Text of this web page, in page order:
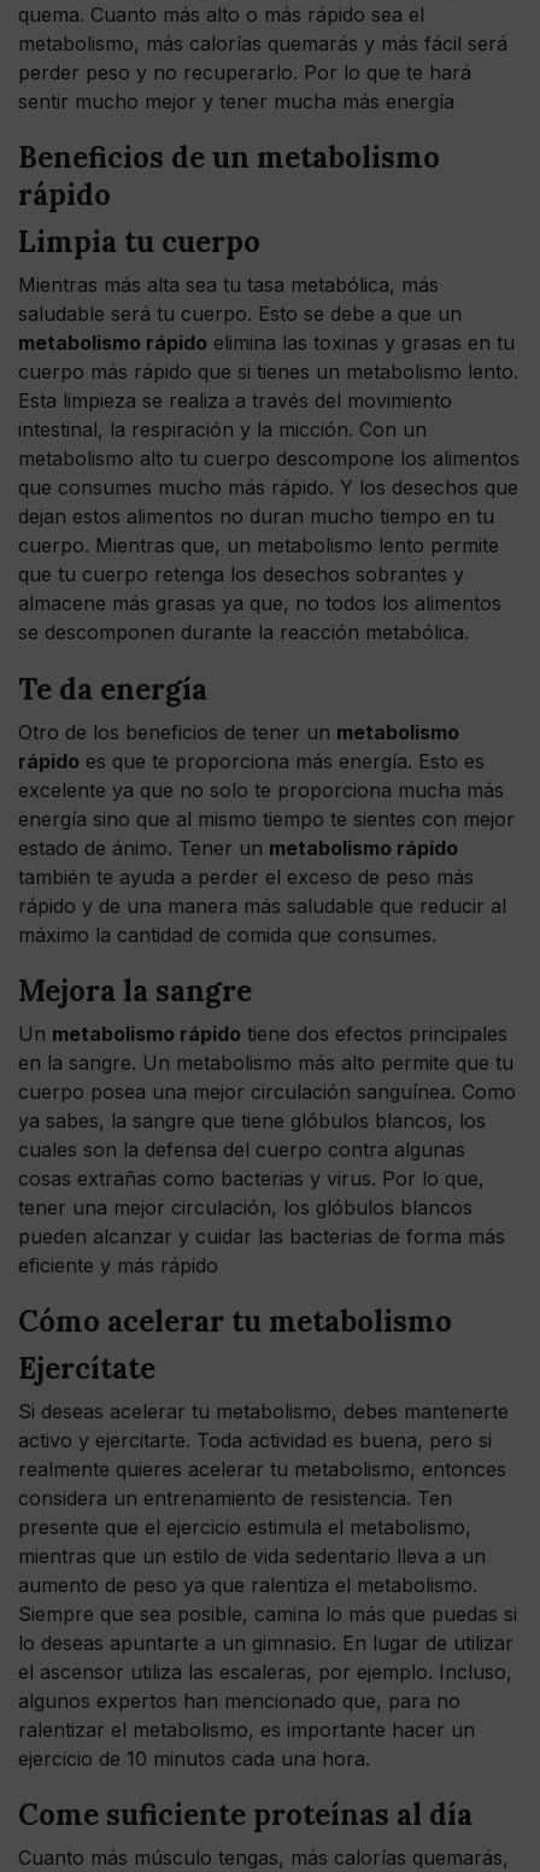
quema. Cuanto más alto o más rápido sea el
metabolismo, más calorías quemarás y más fácil será
perder peso y no recuperarlo. Por lo que te hará
sentir mucho mejor y tener mucha más energía
Beneficios de un metabolismo
rápido
Limpia tu cuerpo
Mientras más alta sea tu tasa metabólica, más
saludable será tu cuerpo. Esto se debe a que un
metabolismo rápido elimina las toxinas y grasas en tu
cuerpo más rápido que si tienes un metabolismo lento.
Esta limpieza se realiza a través del movimiento
intestinal, la respiración y la micción. Con un
metabolismo alto tu cuerpo descompone los alimentos
que consumes mucho más rápido. Y los desechos que
dejan estos alimentos no duran mucho tiempo en tu
cuerpo. Mientras que, un metabolismo lento permite
que tu cuerpo retenga los desechos sobrantes y
almacene más grasas ya que, no todos los alimentos
se descomponen durante la reacción metabólica.
Te da energía
Otro de los beneficios de tener un metabolismo
rápido es que te proporciona más energía. Esto es
excelente ya que no solo te proporciona mucha más
energía sino que al mismo tiempo te sientes con mejor
estado de ánimo. Tener un metabolismo rápido
también te ayuda a perder el exceso de peso más
rápido y de una manera más saludable que reducir al
máximo la cantidad de comida que consumes.
Mejora la sangre
Un metabolismo rápido tiene dos efectos principales
en la sangre. Un metabolismo más alto permite que tu
cuerpo posea una mejor circulación sanguínea. Como
ya sabes, la sangre que tiene glóbulos blancos, los
cuales son la defensa del cuerpo contra algunas
cosas extrañas como bacterias y virus. Por lo que,
tener una mejor circulación, los glóbulos blancos
pueden alcanzar y cuidar las bacterias de forma más
eficiente y más rápido
Cómo acelerar tu metabolismo
Ejercítate
Si deseas acelerar tu metabolismo, debes mantenerte
activo y ejercitarte. Toda actividad es buena, pero si
realmente quieres acelerar tu metabolismo, entonces
considera un entrenamiento de resistencia. Ten
presente que el ejercicio estimula el metabolismo,
mientras que un estilo de vida sedentario lleva a un
aumento de peso ya que ralentiza el metabolismo.
Siempre que sea posible, camina lo más que puedas si
lo deseas apuntarte a un gimnasio. En lugar de utilizar
el ascensor utiliza las escaleras, por ejemplo. Incluso,
algunos expertos han mencionado que, para no
ralentizar el metabolismo, es importante hacer un
ejercicio de 10 minutos cada una hora.
Come suficiente proteínas al día
Cuanto más músculo tengas, más calorías quemarás,